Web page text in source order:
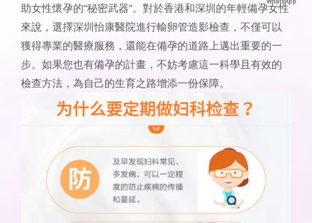
助女性懷孕的“秘密武器”。對於香港和深圳的年輕備孕女性
來說，選擇深圳怡康醫院進行輸卵管造影檢查，不僅可以
獲得專業的醫療服務，還能在備孕的道路上邁出重要的一
步。如果您也有備孕的計畫，不妨考慮這一科學且有效的
檢查方法，為自己的生育之路增添一份保障。